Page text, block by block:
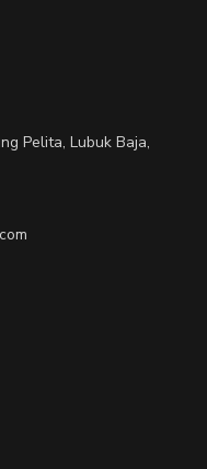
Pelita, Lubuk Baja,